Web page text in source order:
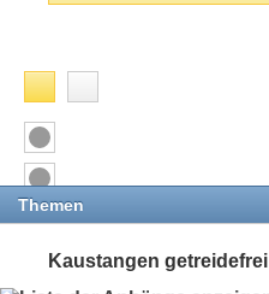
Themen
Kaustangen getreidefrei